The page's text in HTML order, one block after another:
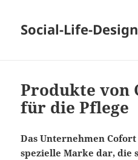
Social-Life-Design
Produkte von
für die Pflege
Das Unternehmen
spezielle Marke dar, die